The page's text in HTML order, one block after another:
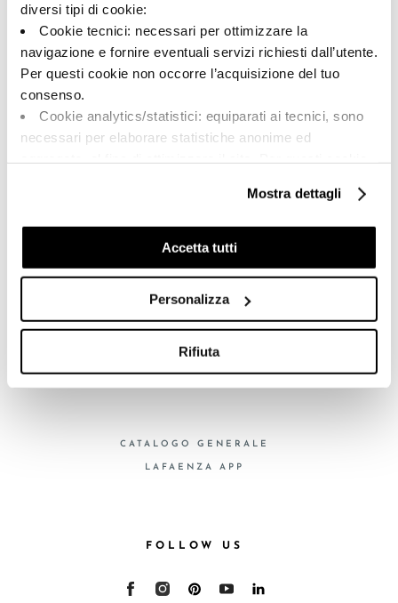
diversi tipi di cookie:
Cookie tecnici: necessari per ottimizzare la
navigazione e fornire eventuali servizi richiesti dall’utente.
Per questi cookie non occorre l’acquisizione del tuo
consenso.
Cookie analytics/statistici: equiparati ai tecnici, sono
necessari per elaborare statistiche anonime ed
Cookie di profilazione/marketing: sono utilizzati, solo
previo tuo consenso, per esaminare le tue abitudini di
navigazione e mostrarti quindi avvisi pubblicitari mirati, in
linea con le tue preferenze.
cookie di profilazione, selezionando uno dei bottoni sotto
riportati. Puoi avere maggiori dettagli visionando
l’Informativa estesa cookie. La chiusura del presente
banner comporterà il permanere dei soli cookie tecnici ed
accedendo al link presente nel footer.
Mostra dettagli
Accetta tutti
Personalizza
Rifiuta
A brand of Cooperativa Ceramica d’Imola
Via Vittorio Veneto, 13 - 40026 Imola (BO)
CATALOGO GENERALE
LAFAENZA APP
FOLLOW US